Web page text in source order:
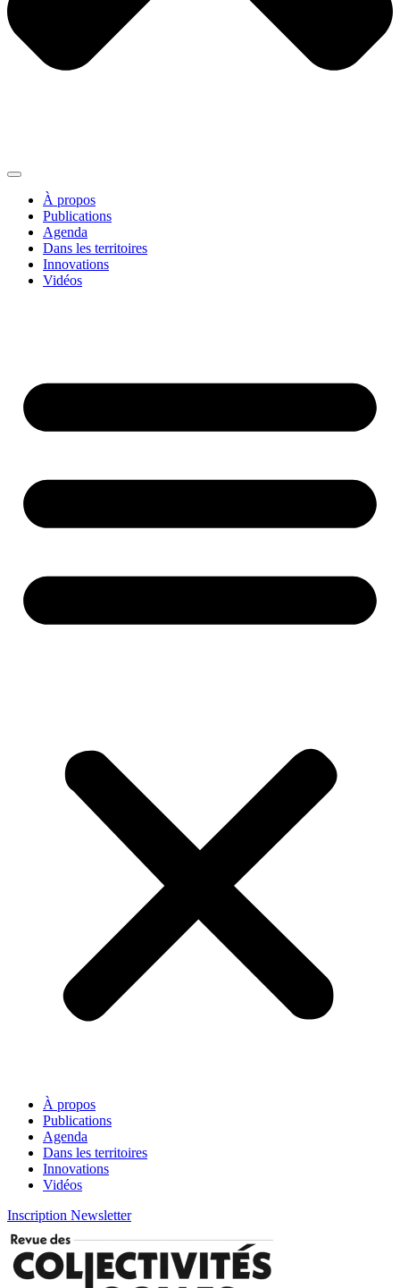
À propos
Publications
Agenda
Dans les territoires
Innovations
Vidéos
À propos
Publications
Agenda
Dans les territoires
Innovations
Vidéos
Inscription Newsletter